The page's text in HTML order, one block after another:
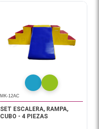
MK-12AC
SET ESCALERA, RAMPA,
CUBO - 4 PIEZAS